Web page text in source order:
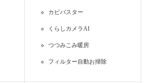
カビバスター
くらしカメラAI
つつみこみ暖房
フィルター自動お掃除